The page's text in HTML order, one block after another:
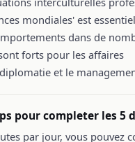
mondiales' est
dans de
forts pour les affaires
et le
pour completer les 5
par jour, vous pouvez